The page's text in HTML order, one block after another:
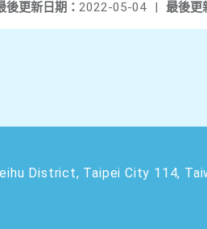
最後更
後更新日期： 2022-05-04 |
District, Taipei City 114,